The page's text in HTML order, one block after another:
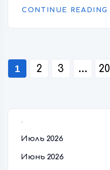
CONTINUE READING
1 2 3 … 20
Июль 2026
Июнь 2026